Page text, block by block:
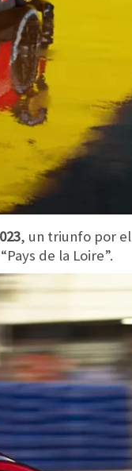
, un triunfo por el
de la Loire”.